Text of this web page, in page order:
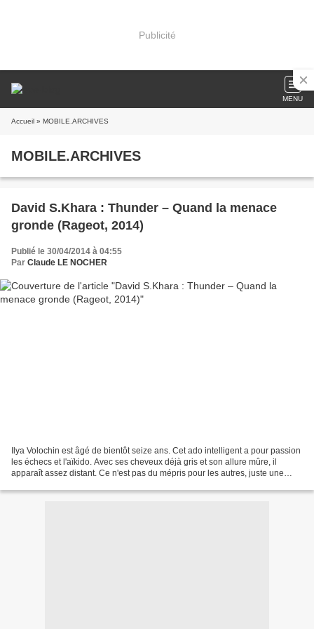
Publicité
MENU
Accueil » MOBILE.ARCHIVES
MOBILE.ARCHIVES
David S.Khara : Thunder – Quand la menace
gronde (Rageot, 2014)
Publié le 30/04/2014 à 04:55
Par Claude LE NOCHER
Ilya Volochin est âgé de bientôt seize ans. Cet ado intelligent a pour passion
les échecs et l'aïkido. Avec ses cheveux déjà gris et son allure mûre, il
apparaît assez distant. Ce n'est pas du mépris pour les autres, juste une